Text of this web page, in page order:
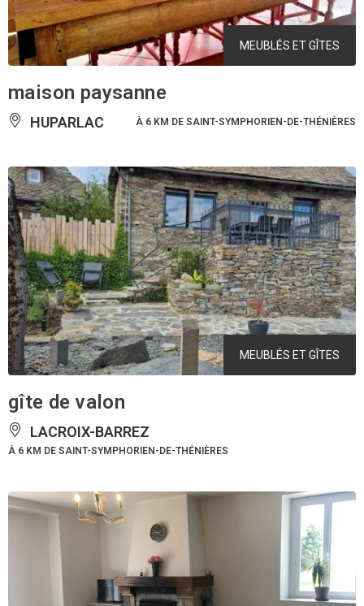
MEUBLÉS ET GÎTES
maison paysanne
HUPARLAC À 6 KM DE SAINT-SYMPHORIEN-DE-THÉNIÈRES
MEUBLÉS ET GÎTES
gîte de valon
LACROIX-BARREZ
À 6 KM DE SAINT-SYMPHORIEN-DE-THÉNIÈRES